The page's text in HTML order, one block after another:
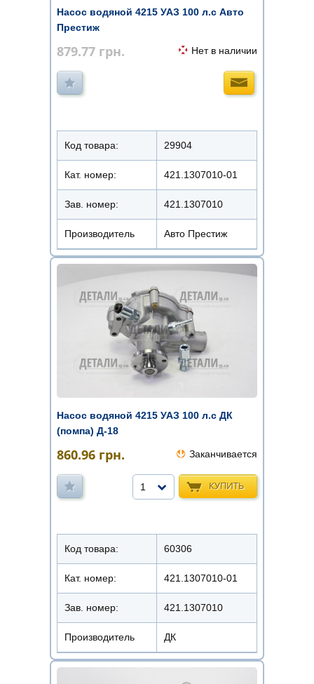
Насос водяной 4215 УАЗ 100 л.с Авто
Престиж
879.77 грн. Нет в наличии
Код товара: 29904
Кат. номер: 421.1307010-01
Зав. номер: 421.1307010
Производитель Авто Престиж
Насос водяной 4215 УАЗ 100 л.с ДК
(помпа) Д-18
860.96 грн. Заканчивается
КУПИТЬ
1
Код товара: 60306
Кат. номер: 421.1307010-01
Зав. номер: 421.1307010
Производитель ДК